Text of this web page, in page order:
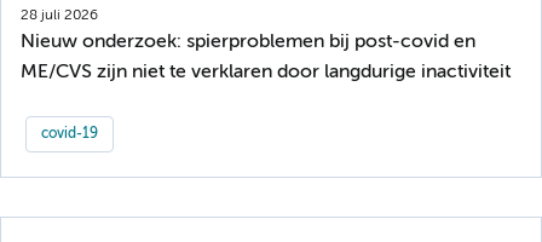
28 juli 2026
Nieuw onderzoek: spierproblemen bij post-covid en
ME/CVS zijn niet te verklaren door langdurige inactiviteit
covid-19